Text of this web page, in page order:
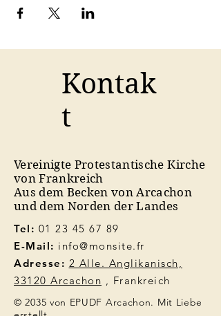
Kontak
t
Vereinigte Protestantische Kirche
von Frankreich
Aus dem Becken von Arcachon
und dem Norden der Landes
Tel: 01 23 45 67 89
E-Mail: info@monsite.fr
Adresse: 2 Alle. Anglikanisch,
33120 Arcachon , Frankreich
© 2035 von EPUDF Arcachon. Mit Liebe